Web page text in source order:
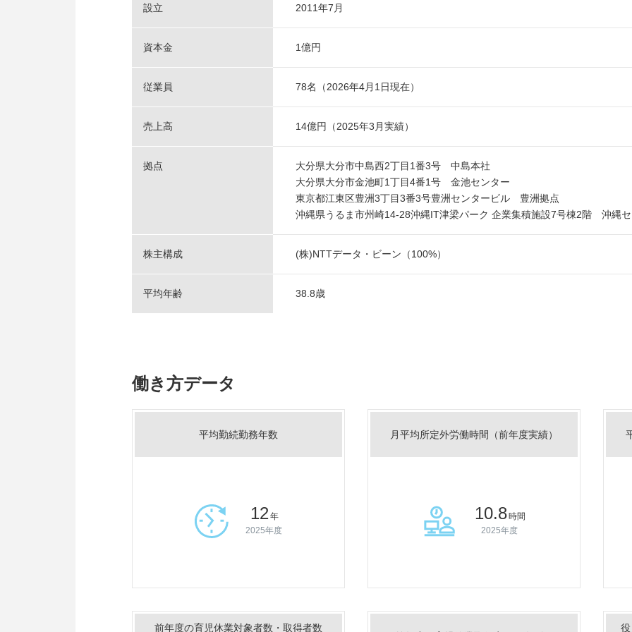
設立 2011年7月
資本金 1億円
従業員 78名（2026年4月1日現在）
売上高 14億円（2025年3月実績）
拠点
大分県大分市中島西2丁目1番3号 中島本社
大分県大分市金池町1丁目4番1号 金池センター
東京都江東区豊洲3丁目3番3号豊洲センタービル 豊洲拠点
沖縄県うるま市州崎14-28沖縄IT津梁パーク 企業集積施設7号棟2階 沖縄
株主構成 (株)NTTデータ・ビーン（100%）
平均年齢 38.8歳
働き方データ
平均勤続勤務年数
12 年
2025年度
月平均所定外労働時間（前年度実績）
10.8時間
2025年度
前年度の育児休業対象者数・取得者数